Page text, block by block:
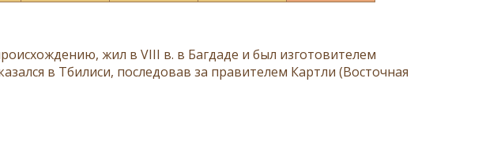
жил в VIII в. в Багдаде и был изготовителем
в Тбилиси, последовав за правителем Картли (Восточная